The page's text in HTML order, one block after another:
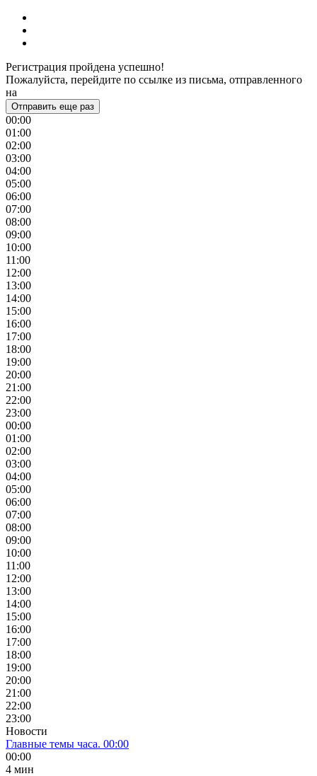
Регистрация пройдена успешно!
Пожалуйста, перейдите по ссылке из письма, отправленного
на
Отправить еще раз
00:00
01:00
02:00
03:00
04:00
05:00
06:00
07:00
08:00
09:00
10:00
11:00
12:00
13:00
14:00
15:00
16:00
17:00
18:00
19:00
20:00
21:00
22:00
23:00
00:00
01:00
02:00
03:00
04:00
05:00
06:00
07:00
08:00
09:00
10:00
11:00
12:00
13:00
14:00
15:00
16:00
17:00
18:00
19:00
20:00
21:00
22:00
23:00
Новости
Главные темы часа. 00:00
00:00
4 мин